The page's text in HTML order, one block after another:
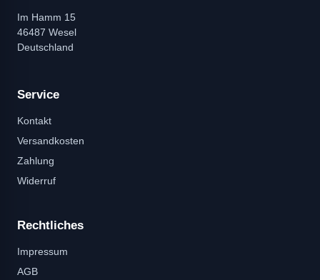
Im Hamm 15
46487 Wesel
Deutschland
Service
Kontakt
Versandkosten
Zahlung
Widerruf
Rechtliches
Impressum
AGB